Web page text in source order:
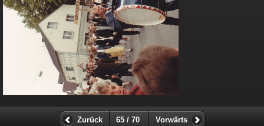
Zurück 65 / 70 Vorwärts